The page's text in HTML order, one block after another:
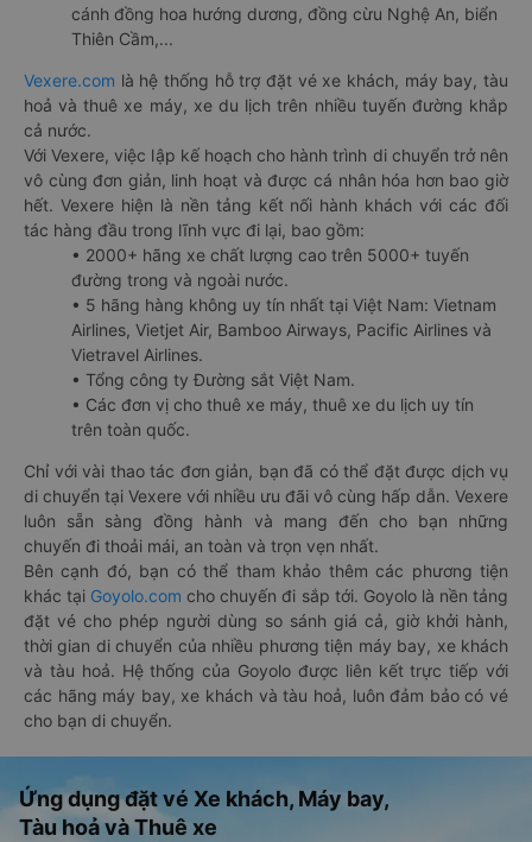
cánh đồng hoa hướng dương, đồng cừu Nghệ An, biển
Thiên Cầm,...
Vexere.com là hệ thống hỗ trợ đặt vé xe khách, máy bay, tàu
hoả và thuê xe máy, xe du lịch trên nhiều tuyến đường khắp
cả nước.
Với Vexere, việc lập kế hoạch cho hành trình di chuyển trở nên
vô cùng đơn giản, linh hoạt và được cá nhân hóa hơn bao giờ
hết. Vexere hiện là nền tảng kết nối hành khách với các đối
tác hàng đầu trong lĩnh vực đi lại, bao gồm:
• 2000+ hãng xe chất lượng cao trên 5000+ tuyến
đường trong và ngoài nước.
• 5 hãng hàng không uy tín nhất tại Việt Nam: Vietnam
Airlines, Vietjet Air, Bamboo Airways, Pacific Airlines và
Vietravel Airlines.
• Tổng công ty Đường sắt Việt Nam.
• Các đơn vị cho thuê xe máy, thuê xe du lịch uy tín
trên toàn quốc.
Chỉ với vài thao tác đơn giản, bạn đã có thể đặt được dịch vụ
di chuyển tại Vexere với nhiều ưu đãi vô cùng hấp dẫn. Vexere
luôn sẵn sàng đồng hành và mang đến cho bạn những
chuyến đi thoải mái, an toàn và trọn vẹn nhất.
Bên cạnh đó, bạn có thể tham khảo thêm các phương tiện
khác tại Goyolo.com cho chuyến đi sắp tới. Goyolo là nền tảng
đặt vé cho phép người dùng so sánh giá cả, giờ khởi hành,
thời gian di chuyển của nhiều phương tiện máy bay, xe khách
và tàu hoả. Hệ thống của Goyolo được liên kết trực tiếp với
các hãng máy bay, xe khách và tàu hoả, luôn đảm bảo có vé
cho bạn di chuyển.
Ứng dụng đặt vé Xe khách, Máy bay,
Tàu hoả và Thuê xe